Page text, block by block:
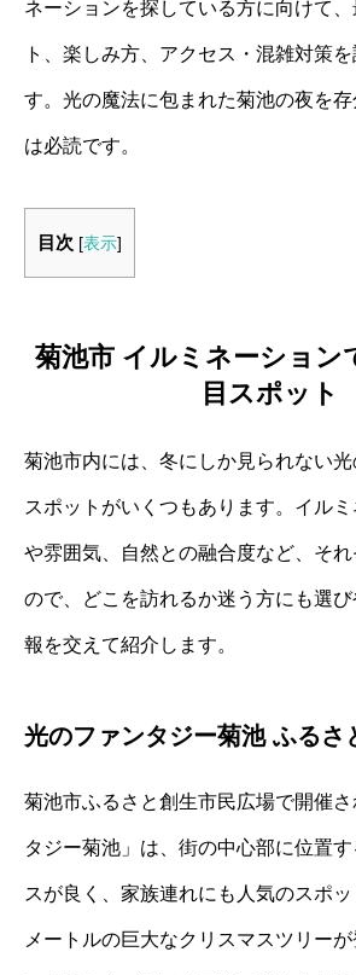
ネーションを探している方に向けて
ト、楽しみ方、アクセス・混雑対策
す。光の魔法に包まれた菊池の夜を
は必読です。
目次 [表示]
菊池市 イルミネーション
目スポット
菊池市内には、冬にしか見られない
スポットがいくつもあります。イル
や雰囲気、自然との融合度など、そ
ので、どこを訪れるか迷う方にも選
報を交えて紹介します。
光のファンタジー菊池 ふるさ
菊池市ふるさと創生市民広場で開催
タジー菊池」は、街の中心部に位置
スが良く、家族連れにも人気のスポ
メートルの巨大なクリスマスツリー